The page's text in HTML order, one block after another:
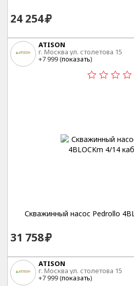
24 254
ATISON
г. Москва ул. столетова 15
+7 999 (показать)
Скважинный насос Pedrollo
31 758
ATISON
г. Москва ул. столетова 15
+7 999 (показать)